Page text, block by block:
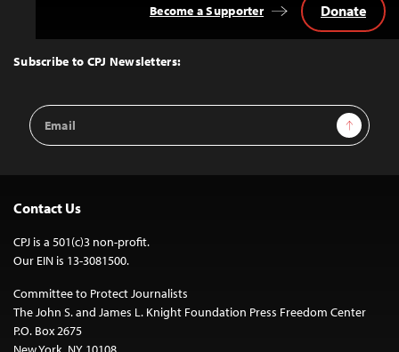
Top
Subscribe to CPJ Newsletters:
Email
Address
Sign Up
Become a Supporter Donate
Contact Us
CPJ is a 501(c)3 non-profit.
Our EIN is 13-3081500.
Committee to Protect Journalists
The John S. and James L. Knight Foundation Press Freedom Center
P.O. Box 2675